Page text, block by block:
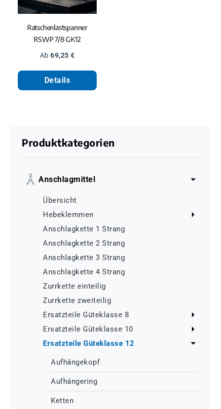
Ratschenlastspanner
RSWP 7/8 GK12
Regulärer Preis:
Ab 69,25 €
Details
Produktkategorien
Anschlagmittel
Übersicht
Hebeklemmen
Anschlagkette 1 Strang
Anschlagkette 2 Strang
Anschlagkette 3 Strang
Anschlagkette 4 Strang
Zurrkette einteilig
Zurrkette zweiteilig
Ersatzteile Güteklasse 8
Ersatzteile Güteklasse 10
Ersatzteile Güteklasse 12
Aufhängekopf
Aufhängering
Ketten